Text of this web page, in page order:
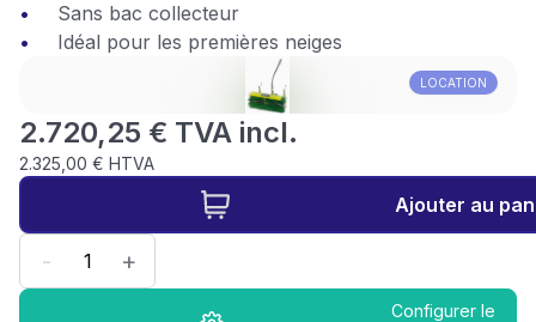
LOCATION
Sans bac collecteur
Idéal pour les premières neiges
2.720,25 € TVA incl.
2.325,00 € HTVA
Ajouter au
- +
Configurer le